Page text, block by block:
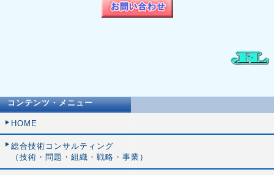
コンテンツ・メニュー
HOME
総合技術コンサルティング
（技術・問題・組織・戦略・事業）